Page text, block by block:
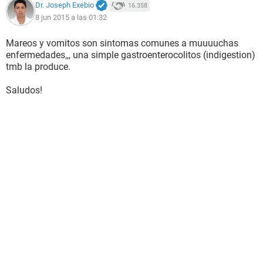
Dr. Joseph Exebio 16.358
8 jun 2015 a las 01:32
Mareos y vomitos son sintomas comunes a muuuuchas
enfermedades,,, una simple gastroenterocolitos (indigestion)
tmb la produce.
Saludos!